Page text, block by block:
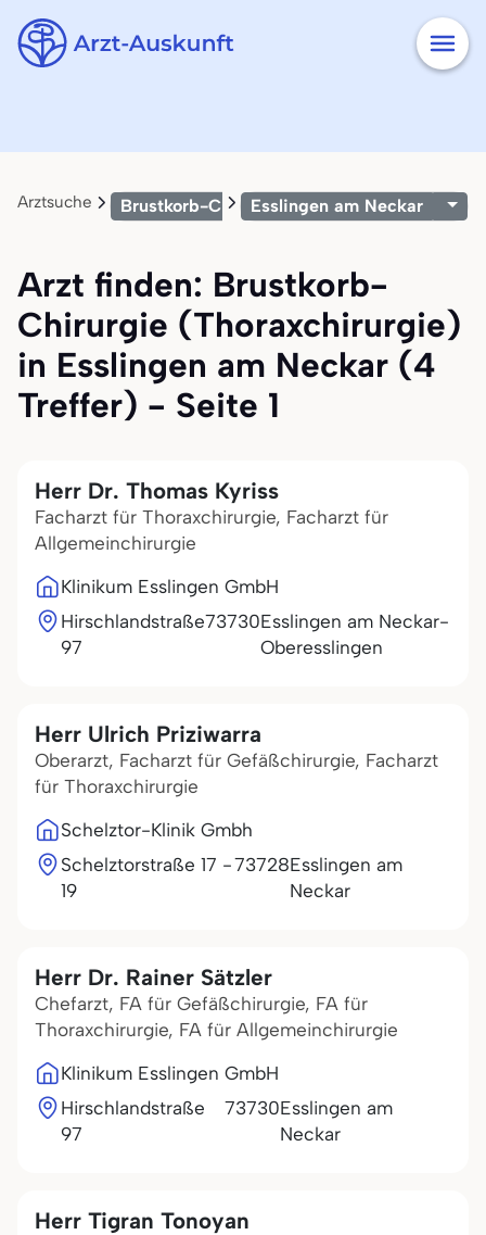
Arztsuche Brustkorb-Chirurgie (Thoraxchirurgie)
Esslingen am Neckar
Arzt finden: Brustkorb-
Chirurgie (Thoraxchirurgie)
in Esslingen am Neckar (4
Treffer) - Seite 1
Herr Dr. Thomas Kyriss
Facharzt für Thoraxchirurgie, Facharzt für
Allgemeinchirurgie
Klinikum Esslingen GmbH
Hirschlandstraße
97
73730Esslingen am Neckar-
Oberesslingen
Herr Ulrich Priziwarra
Oberarzt, Facharzt für Gefäßchirurgie, Facharzt
für Thoraxchirurgie
Schelztor-Klinik Gmbh
Schelztorstraße 17 -
19
73728Esslingen am
Neckar
Herr Dr. Rainer Sätzler
Chefarzt, FA für Gefäßchirurgie, FA für
Thoraxchirurgie, FA für Allgemeinchirurgie
Klinikum Esslingen GmbH
Hirschlandstraße
97
73730Esslingen am
Neckar
Herr Tigran Tonoyan